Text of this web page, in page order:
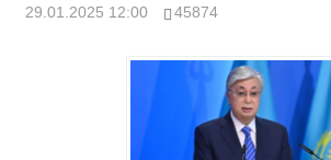
29.01.2025 12:00 45874